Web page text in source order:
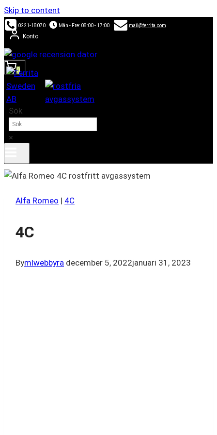
Skip to content
0221-18070 Mån - Fre: 08:00 - 17:00 mail@ferrita.com
Konto
0
Sök
×
Alfa Romeo | 4C
4C
Bymlwebbyra december 5, 2022januari 31, 2023